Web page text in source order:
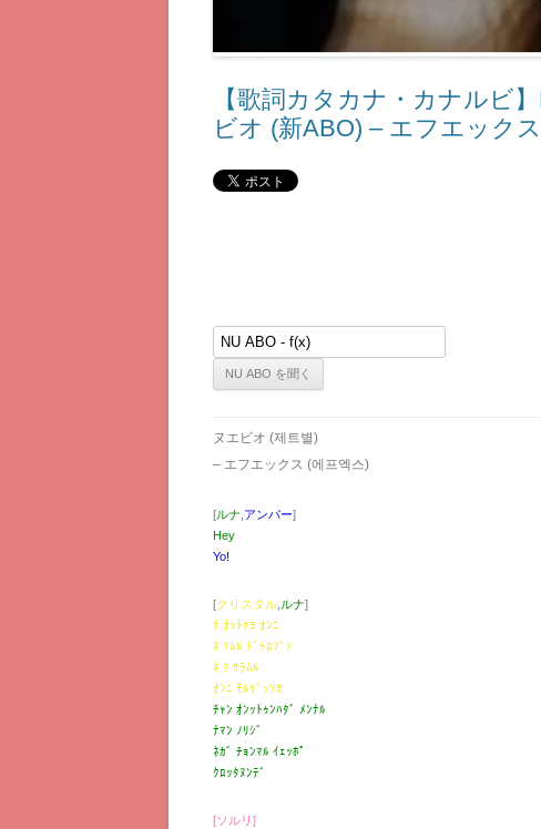
【歌詞カタカナ・カナルビ
ビオ (新ABO) – エフエック
ヌエビオ (제트별)
– エフエックス (에프엑스)
[ルナ アンバー]
Hey
Yo!
[クリスタル ルナ]
ﾅ ｵｯﾄｹﾖ ｵﾝﾆ
ﾈ ﾏﾑﾙ ﾄﾞｩﾛﾌﾞｧ
ﾈ ｸ ｻﾗﾑﾙ
ｵﾝﾆ ﾓﾙｹﾞｯｿﾖ
ﾁｬﾝ ｵﾝｯﾄｩﾝﾊﾀﾞ ﾒﾝﾅﾙ
ﾅﾏﾝ ﾉﾘｼﾞ
ﾈｶﾞ ﾁｮﾝﾏﾙ ｲｪｯﾎﾟ
ｸﾛｯﾀﾇﾝﾃﾞ
[ソルリ]